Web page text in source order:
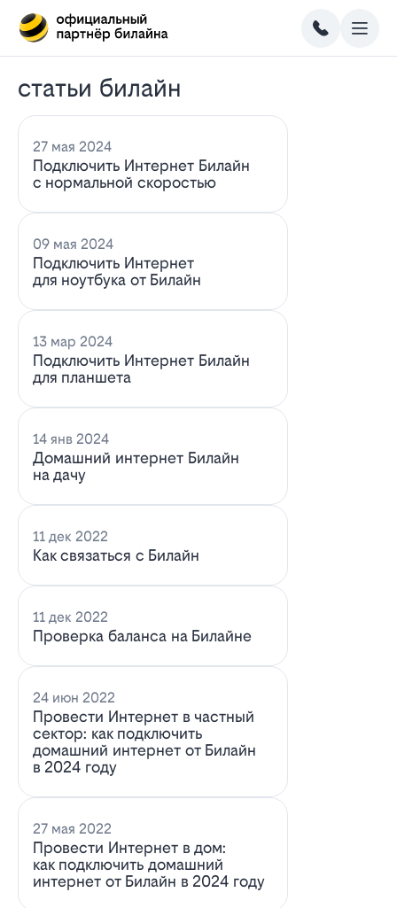
статьи билайн
27 мая 2024
Подключить Интернет Билайн
с нормальной скоростью
09 мая 2024
Подключить Интернет
для ноутбука от Билайн
13 мар 2024
Подключить Интернет Билайн
для планшета
14 янв 2024
Домашний интернет Билайн
на дачу
11 дек 2022
Как связаться с Билайн
11 дек 2022
Проверка баланса на Билайне
24 июн 2022
Провести Интернет в частный
сектор: как подключить
домашний интернет от Билайн
в 2024 году
27 мая 2022
Провести Интернет в дом:
как подключить домашний
интернет от Билайн в 2024 году